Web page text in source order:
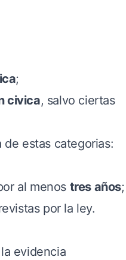
;
civica, salvo ciertas
estas categorias:
al menos tres años;
por la ley.
evidencia